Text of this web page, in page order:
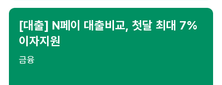
[대출] N페이 대출비교, 첫달 최대 7%
이자지원
금융